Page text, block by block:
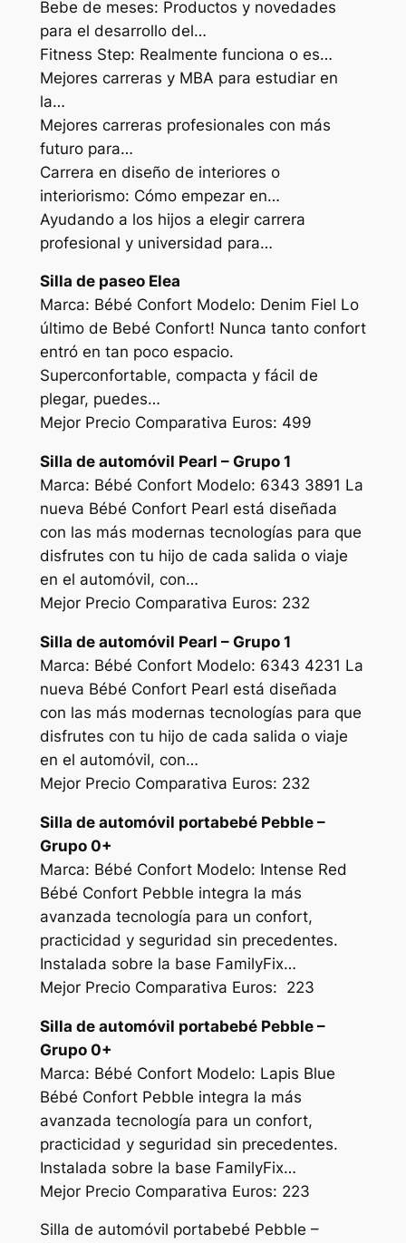
Bebe de meses: Productos y novedades
para el desarrollo del…
Fitness Step: Realmente funciona o es…
Mejores carreras y MBA para estudiar en
la…
Mejores carreras profesionales con más
futuro para…
Carrera en diseño de interiores o
interiorismo: Cómo empezar en…
Ayudando a los hijos a elegir carrera
profesional y universidad para…
Silla de paseo Elea
Marca: Bébé Confort Modelo: Denim Fiel Lo
último de Bebé Confort! Nunca tanto confort
entró en tan poco espacio.
Superconfortable, compacta y fácil de
plegar, puedes…
Mejor Precio Comparativa Euros: 499
Silla de automóvil Pearl – Grupo 1
Marca: Bébé Confort Modelo: 6343 3891 La
nueva Bébé Confort Pearl está diseñada
con las más modernas tecnologías para que
disfrutes con tu hijo de cada salida o viaje
en el automóvil, con…
Mejor Precio Comparativa Euros: 232
Silla de automóvil Pearl – Grupo 1
Marca: Bébé Confort Modelo: 6343 4231 La
nueva Bébé Confort Pearl está diseñada
con las más modernas tecnologías para que
disfrutes con tu hijo de cada salida o viaje
en el automóvil, con…
Mejor Precio Comparativa Euros: 232
Silla de automóvil portabebé Pebble –
Grupo 0+
Marca: Bébé Confort Modelo: Intense Red
Bébé Confort Pebble integra la más
avanzada tecnología para un confort,
practicidad y seguridad sin precedentes.
Instalada sobre la base FamilyFix…
Mejor Precio Comparativa Euros: 223
Silla de automóvil portabebé Pebble –
Grupo 0+
Marca: Bébé Confort Modelo: Lapis Blue
Bébé Confort Pebble integra la más
avanzada tecnología para un confort,
practicidad y seguridad sin precedentes.
Instalada sobre la base FamilyFix…
Mejor Precio Comparativa Euros: 223
Silla de automóvil portabebé Pebble –